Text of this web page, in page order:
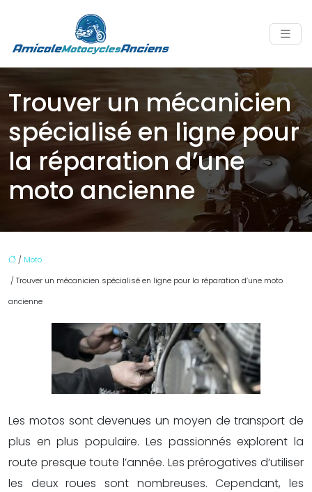
Trouver un mécanicien
spécialisé en ligne pour
la réparation d’une
moto ancienne
/ Moto
/ Trouver un mécanicien spécialisé en ligne pour la réparation d’une moto
ancienne
Les motos sont devenues un moyen de transport de
plus en plus populaire. Les passionnés explorent la
route presque toute l’année. Les prérogatives d’utiliser
les deux roues sont nombreuses. Cependant, les